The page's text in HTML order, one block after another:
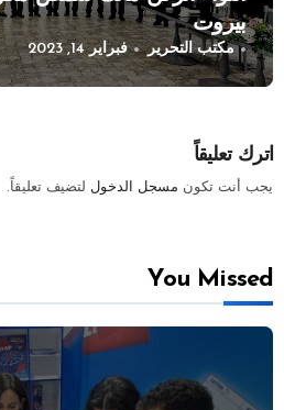
بيروت
مكتب التحرير فبراير 14, 2023
اترك تعليقاً
يجب أنت تكون مسجل الدخول لتضيف تعليقاً.
You Missed